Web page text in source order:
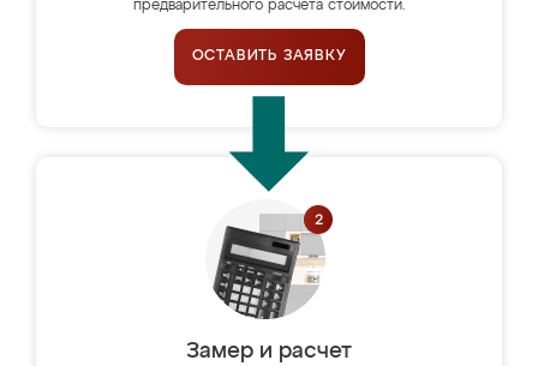
предварительного расчёта стоимости.
ОСТАВИТЬ ЗАЯВКУ
Замер и расчет